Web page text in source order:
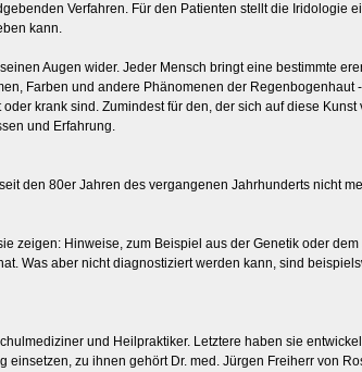
Verfahren. Für den Patienten stellt die Iridologie
kann.
Augen wider. Jeder Mensch bringt eine bestimmte
Farben und andere Phänomenen der Regenbogenhaut
krank sind. Zumindest für den, der sich auf diese
und Erfahrung.
den 80er Jahren des vergangenen Jahrhunderts nicht
Hinweise, zum Beispiel aus der Genetik oder
Was aber nicht diagnostiziert werden kann, sind
und Heilpraktiker. Letztere haben sie
zu ihnen gehört Dr. med. Jürgen Freiherr von